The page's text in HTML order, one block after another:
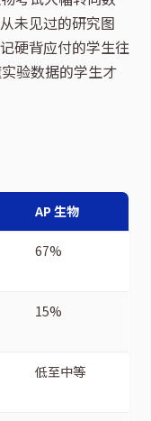
未见过的研究图
硬背应付的学生往
验数据的学生才
AP 生物
67%
15%
低至中等